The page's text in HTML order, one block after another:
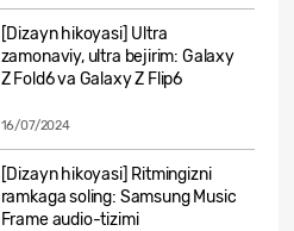
[Dizayn hikoyasi] Ultra
zamonaviy, ultra bejirim: Galaxy
Z Fold6 va Galaxy Z Flip6
16/07/2024
[Dizayn hikoyasi] Ritmingizni
ramkaga soling: Samsung Music
Frame audio-tizimi